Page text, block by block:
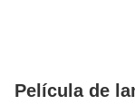
Película de